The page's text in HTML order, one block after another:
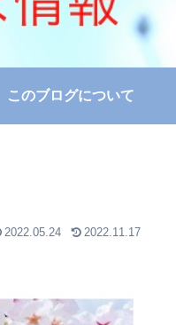
このブログについて
2022.05.24 2022.11.17